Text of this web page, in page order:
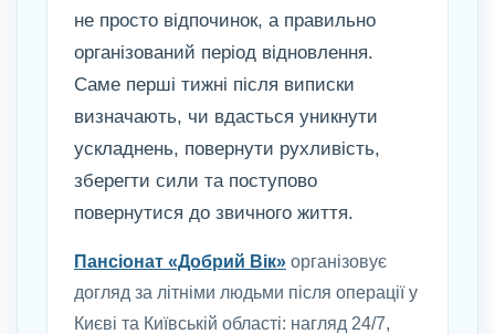
не просто відпочинок, а правильно
організований період відновлення.
Саме перші тижні після виписки
визначають, чи вдасться уникнути
ускладнень, повернути рухливість,
зберегти сили та поступово
повернутися до звичного життя.
Пансіонат «Добрий Вік» організовує
догляд за літніми людьми після операції у
Києві та Київській області: нагляд 24/7,